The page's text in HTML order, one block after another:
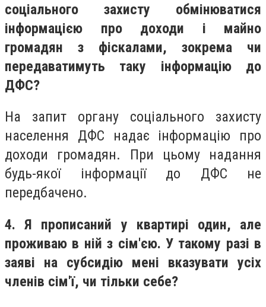
соціального захисту обмінюватися
інформацією про доходи і майно
громадян з фіскалами, зокрема чи
передаватимуть таку інформацію до
ДФС?
На запит органу соціального захисту
населення ДФС надає інформацію про
доходи громадян. При цьому надання
будь-якої інформації до ДФС не
передбачено.
4. Я прописаний у квартирі один, але
проживаю в ній з сім'єю. У такому разі в
заяві на субсидію мені вказувати усіх
членів сім'ї, чи тільки себе?